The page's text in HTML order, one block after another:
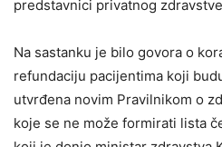
predstavnici privatnog
Na sastanku je bilo govora o
refundaciju pacijentima koji
utvrđena novim Pravilnikom o
koje se ne može formirati lista